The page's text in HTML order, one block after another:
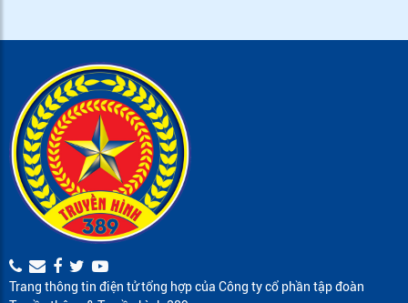
Trang thông tin điện tử tổng hợp của Công ty cổ phần tập đoàn